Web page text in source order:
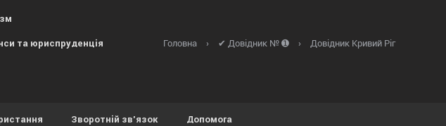
та юриспруденція Головна › ✔ Довідник № ➊ › Довідник Кривий Ріг
Зворотній зв'язок Допомога